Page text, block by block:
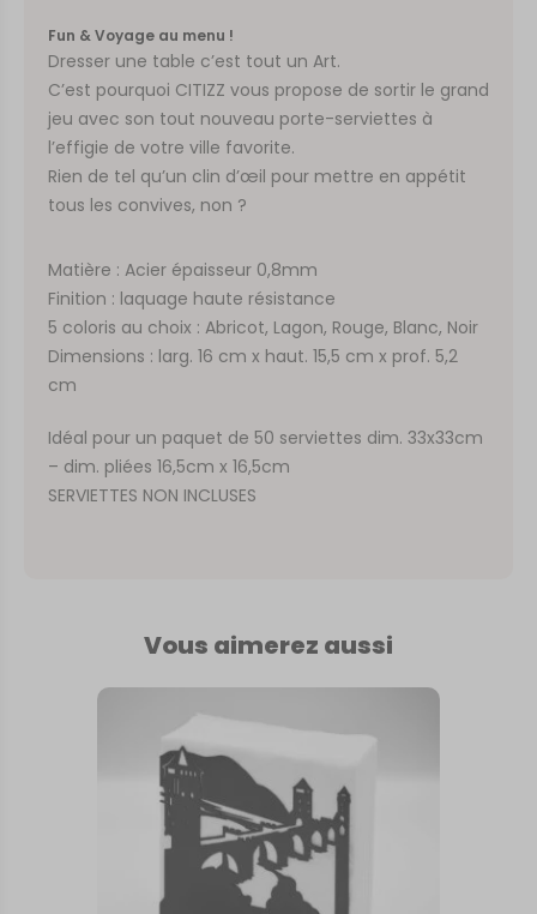
Fun & Voyage au menu !
Dresser une table c’est tout un Art.
C’est pourquoi CITIZZ vous propose de sortir le grand
jeu avec son tout nouveau porte-serviettes à
l’effigie de votre ville favorite.
Rien de tel qu’un clin d’œil pour mettre en appétit
tous les convives, non ?
Matière : Acier épaisseur 0,8mm
Finition : laquage haute résistance
5 coloris au choix : Abricot, Lagon, Rouge, Blanc, Noir
Dimensions : larg. 16 cm x haut. 15,5 cm x prof. 5,2
cm
Idéal pour un paquet de 50 serviettes dim. 33x33cm
– dim. pliées 16,5cm x 16,5cm
SERVIETTES NON INCLUSES
Vous aimerez aussi